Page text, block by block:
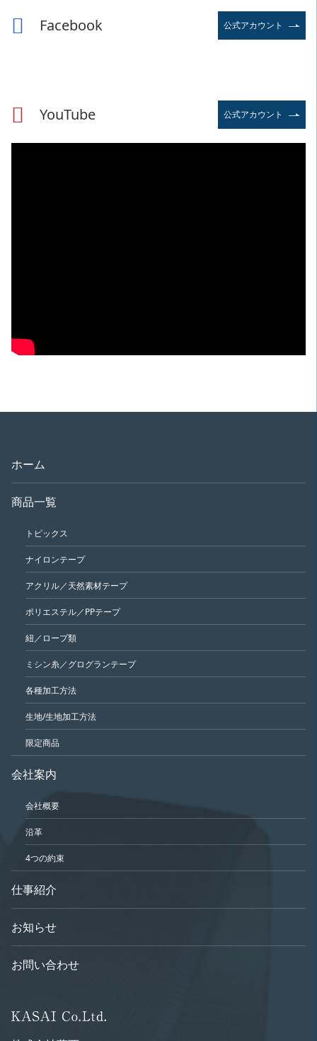
Facebook 公式アカウント
YouTube 公式アカウント
ホーム
商品一覧
トピックス
ナイロンテープ
アクリル／天然素材テープ
ポリエステル／PPテープ
紐／ロープ類
ミシン糸／グログランテープ
各種加工方法
生地/生地加工方法
限定商品
会社案内
会社概要
沿革
4つの約束
仕事紹介
お知らせ
お問い合わせ